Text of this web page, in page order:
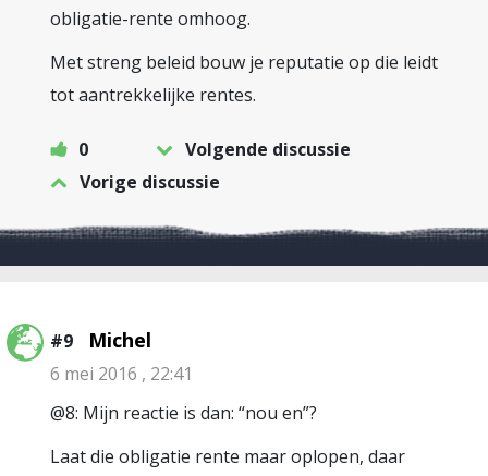
obligatie-rente omhoog.
Met streng beleid bouw je reputatie op die leidt
tot aantrekkelijke rentes.
0
Volgende discussie
Vorige discussie
#9 Michel
6 mei 2016 , 22:41
@8: Mijn reactie is dan: “nou en”?
Laat die obligatie rente maar oplopen, daar